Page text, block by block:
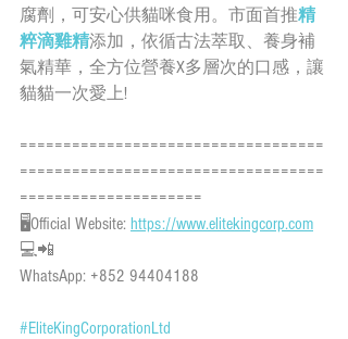
腐劑，可安心供貓咪食用。市面首推精
粹滴雞精添加，依循古法萃取、養身補
氣精華，全方位營養X多層次的口感，讓
貓貓一次愛上!
===================================
===================================
=====================
🖥Official Website: https://www.elitekingcorp.com
💻📲
WhatsApp: +852 94404188
#EliteKingCorporationLtd